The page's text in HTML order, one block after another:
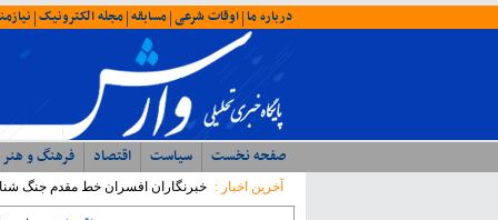
درباره ما| اوقات شرعی| مسابقه| مجله الکترونیک|
صفحه نخست سیاست اقتصاد فرهنگ و هنر
آخرین اخبار : خبرنگاران افسران خط مقدم جنگ